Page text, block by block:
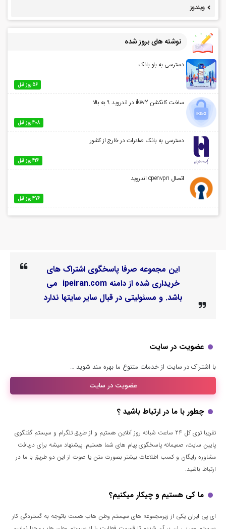
ویندوز
نوشته های بروز شده
دسترسی به بلو بانک
56 روز قبل
ساخت کانکشن ikev2 در اندروید 9 به بالا
408 روز قبل
دسترسی به بانک صادرات در خارج از کشور
426 روز قبل
اتصال openvpn اندروید
476 روز قبل
این مجموعه صرفا پاسخگوی اشتراک های
خریداری شده از دامنه ipeiran.com می
باشد. و مسئولیتی در قبال سایر سایتها ندارد
عضویت در سایت
با اشتراک در سایت از خدمات متنوع ما بهره مند شوید …
عضویت در سایت
چطور با ما در ارتباط باشید ؟
تقریبا توی کل 24 ساعت شبانه روز آنلاین هستیم و از طریق تلگرام و سیستم گفتگوی
پایین سایت، صمیمانه پاسخگوی پیام های شما هستیم. پیشنهاد میشه برای دریافت
مشاوره رایگان و کسب اطلاعات بیشتر بصورت متن یا صوت از این دو طریق با ما در
ارتباط باشید.
ما کی هستیم و چیکار میکنیم؟
ای پی ایران یکی از زیرمجموعه های سیستم وطن هاب هست باتوجه به گستردگی کار